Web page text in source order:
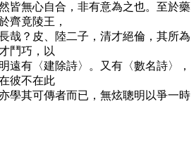
皆無心自合，非有意為之也。至於藥
齊竟陵王，
哉？皮、陸二子，清才絕倫，其所為
鬥巧，以
遠有〈建除詩〉。又有〈數名詩〉，
彼不在此
學其可傳者而已，無炫聰明以爭一時